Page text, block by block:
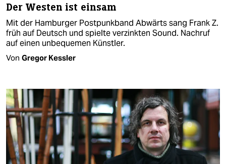
Der Westen ist einsam
Mit der Hamburger Postpunkband Abwärts sang Frank Z.
früh auf Deutsch und spielte verzinkten Sound. Nachruf
auf einen unbequemen Künstler.
Von Gregor Kessler